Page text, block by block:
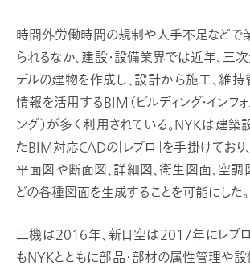
時間外労働時間の規制や人手不足などで
られるなか、建設・設備業界では近年、三
デルの建物を作成し、設計から施工、維
情報を活用するBIM（ビルディング・インフォ
ング）が多く利用されている。NYKは建
たBIM対応CADの「レブロ」を手掛けており
平面図や断面図、詳細図、衛生図面、空調
どの各種図面を生成することを可能にした。
三機は2016年、新日空は2017年にレブロ
もNYKとともに部品・部材の属性管理や